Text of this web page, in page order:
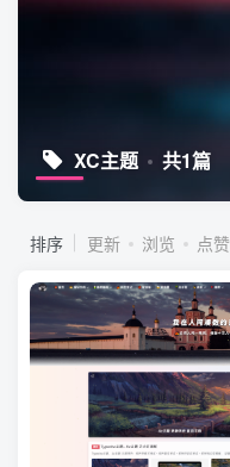
XC主题 共1篇
排序 更新 浏览 点赞